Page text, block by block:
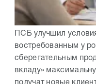
ПСБ улучшил
востребованным у
сберегательным
вкладу»